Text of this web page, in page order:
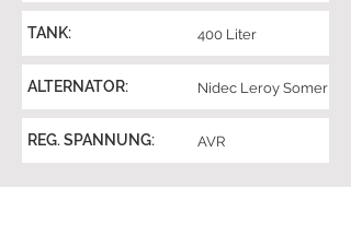
TANK: 400 Liter
ALTERNATOR: Nidec Leroy Somer
REG. SPANNUNG: AVR